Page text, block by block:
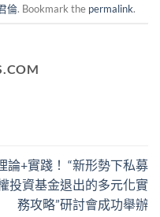
倫. Bookmark the permalink.
論+實踐！ “新形勢下私募
投資基金退出的多元化實
務攻略”研討會成功舉辦